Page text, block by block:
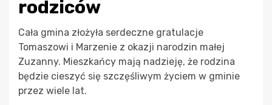
rodziców
Cała gmina złożyła serdeczne gratulacje
Tomaszowi i Marzenie z okazji narodzin małej
Zuzanny. Mieszkańcy mają nadzieję, że rodzina
będzie cieszyć się szczęśliwym życiem w gminie
przez wiele lat.